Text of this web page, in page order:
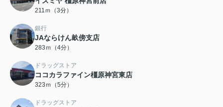
211ｍ（3分）
銀行
JAならけん畝傍支店
283ｍ（4分）
ドラッグストア
ココカラファイン橿原神宮東店
323ｍ（5分）
ドラッグストア